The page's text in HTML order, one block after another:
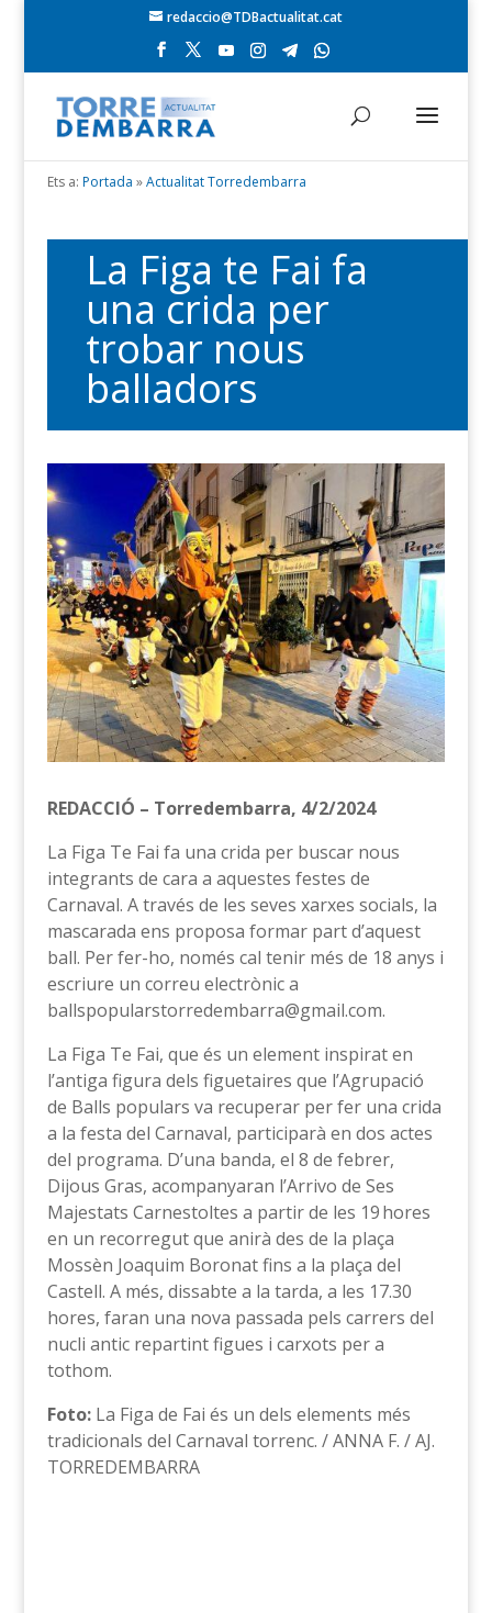
redaccio@TDBactualitat.cat
Ets a: Portada »Actualitat Torredembarra
La Figa te Fai fa
una crida per
trobar nous
balladors
REDACCIÓ – Torredembarra, 4/2/2024
La Figa Te Fai fa una crida per buscar nous
integrants de cara a aquestes festes de
Carnaval. A través de les seves xarxes socials, la
mascarada ens proposa formar part d’aquest
ball. Per fer-ho, només cal tenir més de 18 anys i
escriure un correu electrònic a
ballspopularstorredembarra@gmail.com.
La Figa Te Fai, que és un element inspirat en
l’antiga figura dels figuetaires que l’Agrupació
de Balls populars va recuperar per fer una crida
a la festa del Carnaval, participarà en dos actes
del programa. D’una banda, el 8 de febrer,
Dijous Gras, acompanyaran l’Arrivo de Ses
Majestats Carnestoltes a partir de les 19 hores
en un recorregut que anirà des de la plaça
Mossèn Joaquim Boronat fins a la plaça del
Castell. A més, dissabte a la tarda, a les 17.30
hores, faran una nova passada pels carrers del
nucli antic repartint figues i carxots per a
tothom.
Foto:La Figa de Fai és un dels elements més
tradicionals del Carnaval torrenc. / ANNA F. / AJ.
TORREDEMBARRA